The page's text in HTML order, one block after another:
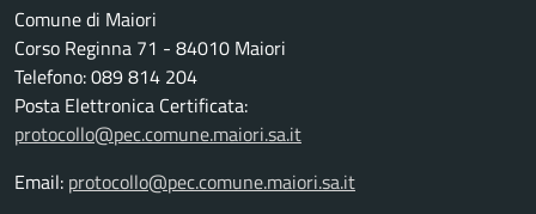
Comune di Maiori
Corso Reginna 71 - 84010 Maiori
Telefono: 089 814 204
Posta Elettronica Certificata:
protocollo@pec.comune.maiori.sa.it
Email: protocollo@pec.comune.maiori.sa.it